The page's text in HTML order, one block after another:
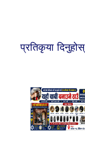
प्रतिकृया दिनुहोस्